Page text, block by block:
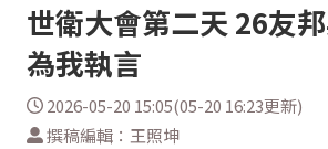
世衛大會第二天 26友
為我執言
2026-05-20 15:05(05-20 16:23更新)
撰稿編輯：王照坤